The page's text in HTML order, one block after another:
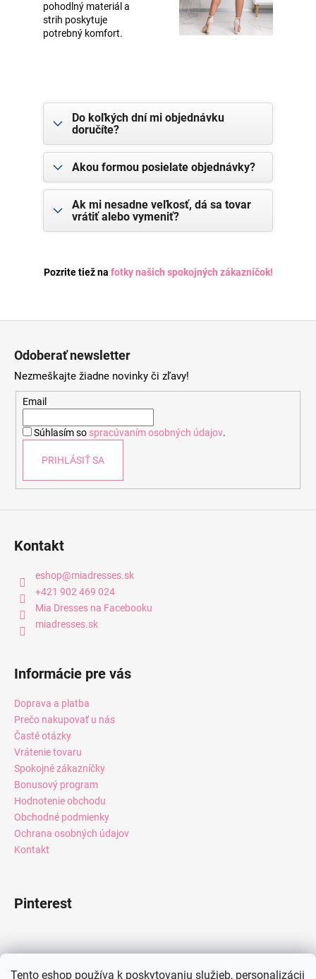
Tento eshop používa k poskytovaniu služieb, personalizácii
pohodlný materiál a
strih poskytuje
potrebný komfort.
Do koľkých dní mi objednávku
doručíte?
Akou formou posielate objednávky?
Ak mi nesadne veľkosť, dá sa tovar
vrátiť alebo vymeniť?
Pozrite tiež na fotky našich spokojných zákazníčok!
Odoberať newsletter
Nezmeškajte žiadne novinky či zľavy!
Email
Súhlasím so spracúvaním osobných údajov.
PRIHLÁSIŤ SA
Kontakt
eshop@miadresses.sk
+421 902 469 024
Mia Dresses na Facebooku
miadresses.sk
Informácie pre vás
Doprava a platba
Prečo nakupovať u nás
Časté otázky
Vrátenie tovaru
Spokojné zákazníčky
Bonusový program
Hodnotenie obchodu
Obchodné podmienky
Ochrana osobných údajov
Kontakt
Pinterest